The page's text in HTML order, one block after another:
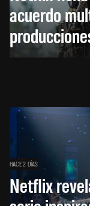
acuerdo
HACE 2 DÍAS
Netflix